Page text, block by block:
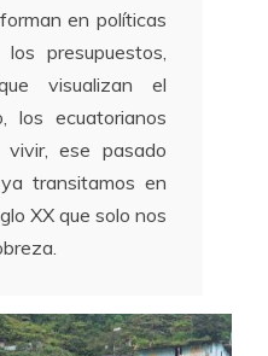
en políticas
presupuestos,
visualizan el
los ecuatorianos
ese pasado
transitamos en
XX que solo nos